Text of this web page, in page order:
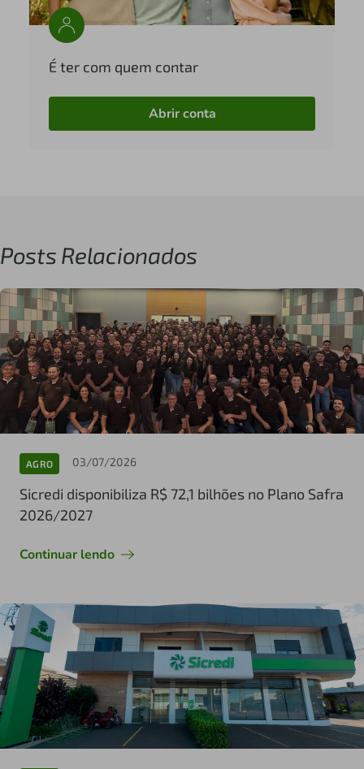
É ter com quem contar
Abrir conta
Posts Relacionados
AGRO 03/07/2026
Sicredi disponibiliza R$ 72,1 bilhões no Plano Safra
2026/2027
Continuar lendo